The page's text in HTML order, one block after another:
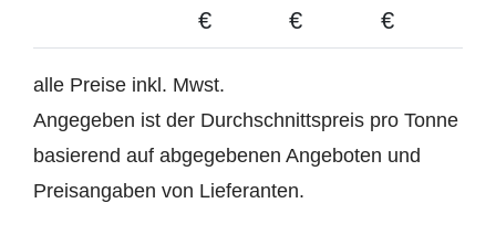
€
€
€
alle Preise inkl. Mwst.
Angegeben ist der Durchschnittspreis pro Tonne
basierend auf abgegebenen Angeboten und
Preisangaben von Lieferanten.